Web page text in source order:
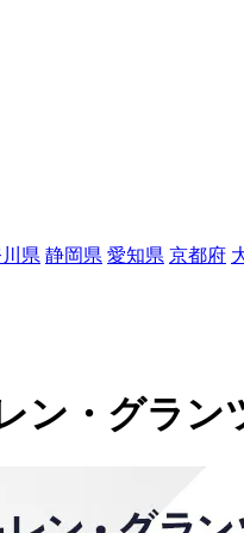
県 静岡県 愛知県 京都府
ン・グラン